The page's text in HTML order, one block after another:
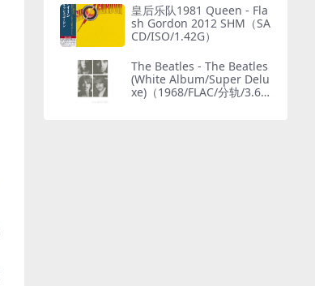
皇后乐队1981 Queen - Fla
sh Gordon 2012 SHM（SA
CD/ISO/1.42G）
The Beatles - The Beatles
(White Album/Super Delu
xe)（1968/FLAC/分轨/3.69